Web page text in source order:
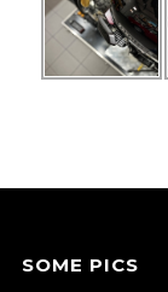
SOME PICS